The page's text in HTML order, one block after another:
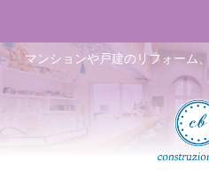
マンションや戸建のリフォーム